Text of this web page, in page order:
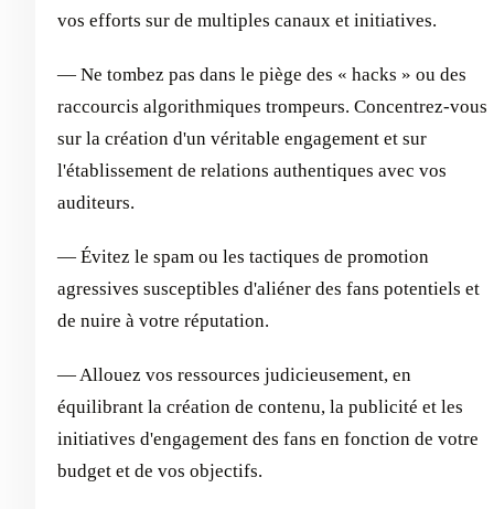
vos efforts sur de multiples canaux et initiatives.
— Ne tombez pas dans le piège des « hacks » ou des
raccourcis algorithmiques trompeurs. Concentrez-vous
sur la création d'un véritable engagement et sur
l'établissement de relations authentiques avec vos
auditeurs.
— Évitez le spam ou les tactiques de promotion
agressives susceptibles d'aliéner des fans potentiels et
de nuire à votre réputation.
— Allouez vos ressources judicieusement, en
équilibrant la création de contenu, la publicité et les
initiatives d'engagement des fans en fonction de votre
budget et de vos objectifs.